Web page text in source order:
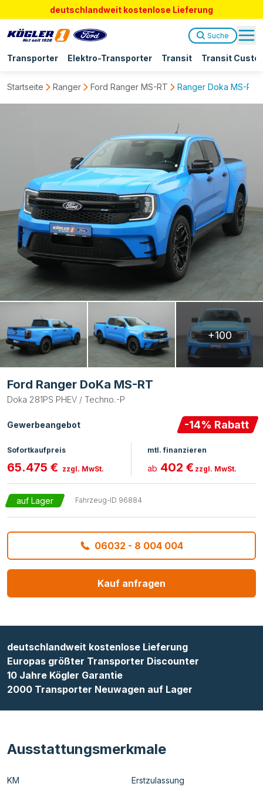
deutschlandweit kostenlose Lieferung
Transporter Elektro-Transporter Transit Transit
Suche
Startseite Ranger Ford Ranger MS-RT Ranger Doka MS-RT
+100
Ford Ranger DoKa MS-RT
Doka 281PS PHEV / Techno.-P
Gewerbeangebot -14% Rabatt
Sofortkaufpreis
65.475 € zzgl. MwSt.
mtl. finanzieren
ab 402 € zzgl. MwSt.
auf Lager Fahrzeug-ID 96884
06032 - 8 004 004
Kauf anfragen
deutschlandweit kostenlose Lieferung
Europas größter Transporter Discounter
10 Jahre Kögler Garantie
2000 Transporter Neuwagen auf Lager
Ausstattungsmerkmale
KM
Erstzulassung